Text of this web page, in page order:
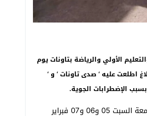
الأولي والرياضة بتاونات يوم
اطلعت عليه ‘ صدى تاونات ‘ و ‘
وجاء في هذا البلاغ الصحفي أنه ” تقرر تمديد تعليق الدراسة أيام الخميس الجمعة السبت 05 و06 و07 فبراير